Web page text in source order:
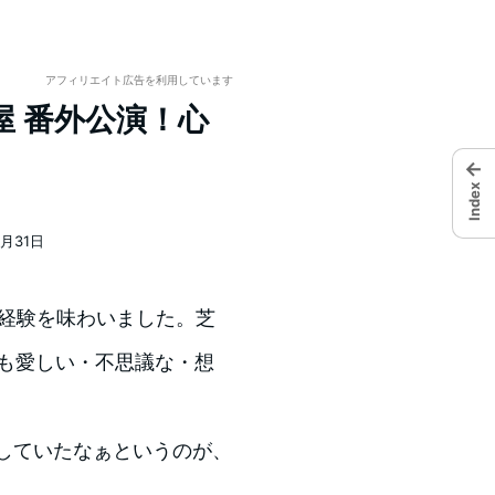
アフィリエイト広告を利用しています
番外公演！心
31日
験を味わいました。芝
愛しい・不思議な・想
いたなぁというのが、
←
Index